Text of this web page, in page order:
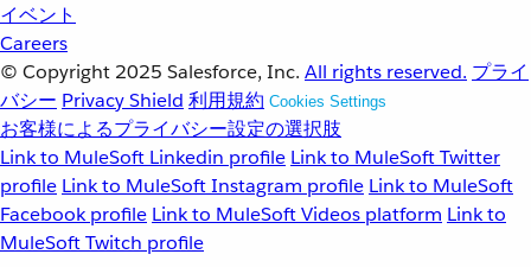
イベント
Careers
© Copyright 2025 Salesforce, Inc. All rights reserved. プライ
バシー Privacy Shield 利用規約 Cookies Settings
お客様によるプライバシー設定の選択肢
Link to MuleSoft Linkedin profile Link to MuleSoft Twitter
profile Link to MuleSoft Instagram profile Link to MuleSoft
Facebook profile Link to MuleSoft Videos platform Link to
MuleSoft Twitch profile